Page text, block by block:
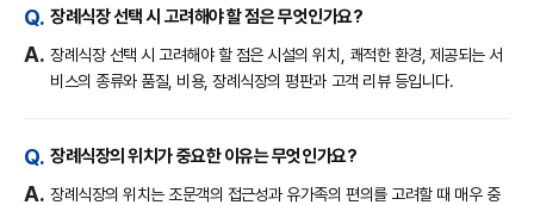
장례식장 선택 시 고려해야 할 점은 무엇인가요?
장례식장 선택 시 고려해야 할 점은 시설의 위치, 쾌적한 환경, 제공되는 서
비스의 종류와 품질, 비용, 장례식장의 평판과 고객 리뷰 등입니다.
장례식장의 위치가 중요한 이유는 무엇인가요?
장례식장의 위치는 조문객의 접근성과 유가족의 편의를 고려할 때 매우 중